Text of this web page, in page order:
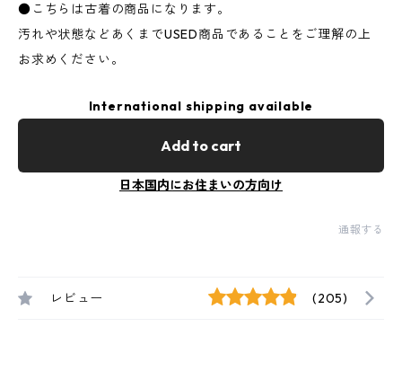
●こちらは古着の商品になります。
汚れや状態などあくまでUSED商品であることをご理解の上
お求めください。
International shipping available
Add to cart
日本国内にお住まいの方向け
通報する
レビュー (205)